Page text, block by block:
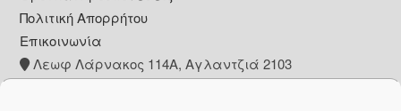
Πολιτική Απορρήτου
Επικοινωνία
Λεωφ Λάρνακος 114Α, Αγλαντζιά 2103